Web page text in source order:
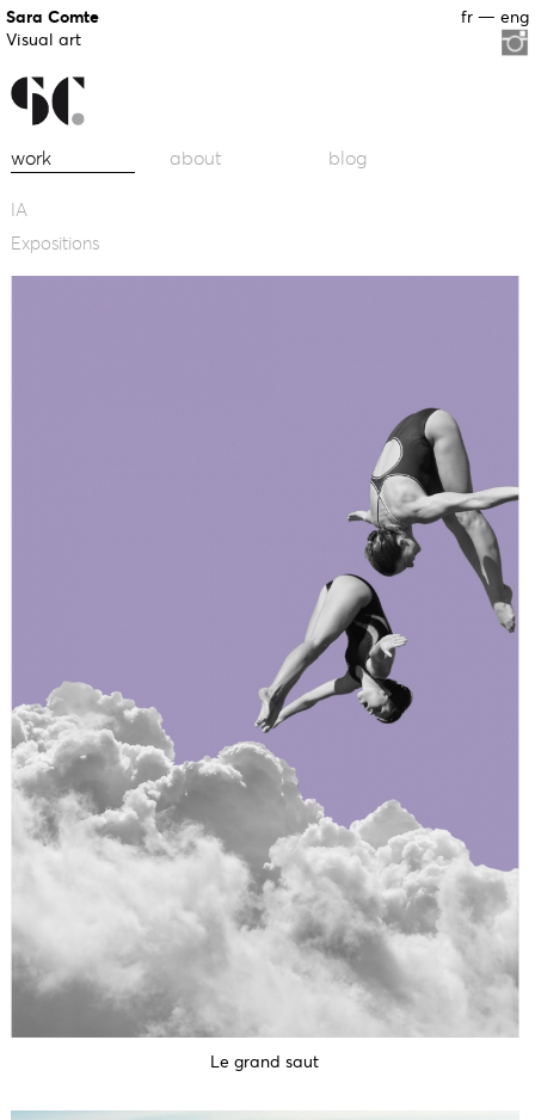
work
IA
Expositions
about blog
Sara Comte
Visual art
fr — eng
Le grand saut